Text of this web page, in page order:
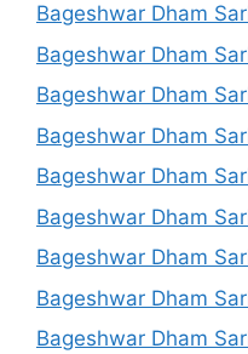
Bageshwar Dham
Bageshwar Dham
Bageshwar Dham
Bageshwar Dham
Bageshwar Dham
Bageshwar Dham
Bageshwar Dham
Bageshwar Dham
Bageshwar Dham